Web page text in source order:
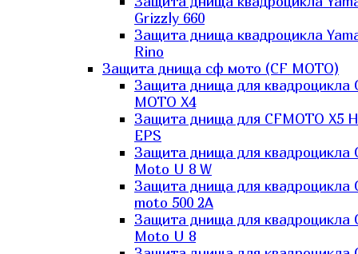
Grizzly 660
Защита днища квадроцикла
Rino
Защита днища сф мото (CF MOTO)
Защита днища для квадроцикла
MOTO X4
Защита днища для CFMOTO X5
EPS
Защита днища для квадроцикла
Moto U 8 W
Защита днища для квадроцикла
moto 500 2A
Защита днища для квадроцикла
Moto U 8